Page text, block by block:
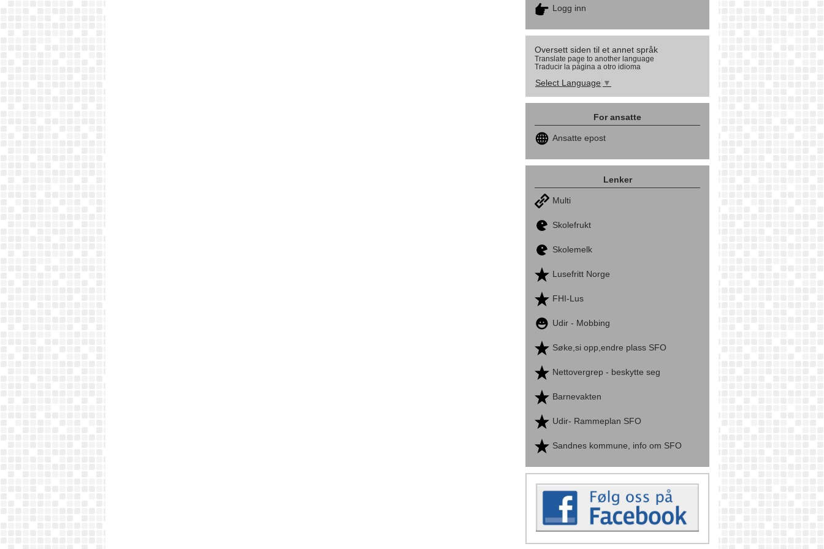
Logg inn
Oversett siden til et annet språk
Translate page to another language
Traducir la página a otro idioma
Select Language ▼
For ansatte
Ansatte epost
Lenker
Multi
Skolefrukt
Skolemelk
Lusefritt Norge
FHI-Lus
Udir - Mobbing
Søke,si opp,endre plass SFO
Nettovergrep - beskytte seg
Barnevakten
Udir- Rammeplan SFO
Sandnes kommune, info om SFO